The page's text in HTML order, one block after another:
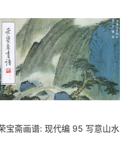
宝斋画谱: 现代编 95 写意山水